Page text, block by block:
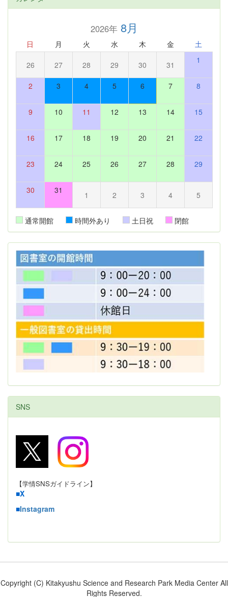
2026年8月
日 月 火 水 木 金 土
26 27 28 29 30 31 1
2 3 4 5 6 7 8
9 10 11 12 13 14 15
16 17 18 19 20 21 22
23 24 25 26 27 28 29
30 31 1 2 3 4 5
通常開館 時間外あり 土日祝 閉館
SNS
【学情SNSガイドライン】
■X
■Instagram
Copyright (C) Kitakyushu Science and Research Park Media Center All
Rights Reserved.